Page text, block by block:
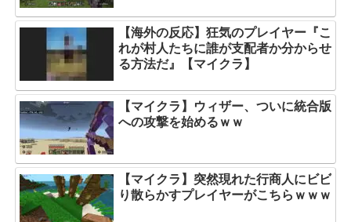
【海外の反応】狂気のプレイヤー『こ
れが村人たちに誰が支配者か分からせ
る方法だ』【マイクラ】
【マイクラ】ウィザー、ついに統合版
への攻撃を始めるｗｗ
【マイクラ】突然現れた行商人にビビ
り散らかすプレイヤーがこちらｗｗｗ